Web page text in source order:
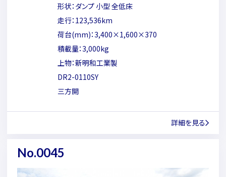
形状：ダンプ 小型 全低床
走行：123,536km
荷台(mm)：3,400×1,600×370
積載量：3,000kg
上物：新明和工業製
DR2-0110SY
三方開
詳細を見る
No.0045